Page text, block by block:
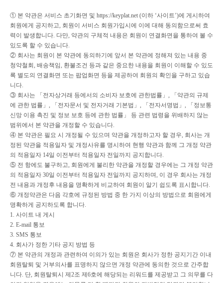
① 본 약관은 서비스 초기화면 및 https://keyplat.net (이하 ‘사이트’)에 게시하여
회원에게 공지하고, 회원이 서비스 회원가입시에 이에 대해 동의함으로써 효
력이 발생합니다. 다만, 약관의 구체적 내용은 회원이 연결화면을 통하여 볼 수
있도록 할 수 있습니다.
② 회사는 회원이 본 약관에 동의하기에 앞서 본 약관에 정해져 있는 내용 중
청약철회 , 배송책임, 환불조건 등과 같은 중요한 내용을 회원이 이해할 수 있도
록 별도의 연결화면 또는 팝업화면 등을 제공하여 회원의 확인을 구하고 있습
니다.
③ 회사는 「 전자상거래 등에서의 소비자 보호에 관한법률 」 , 「 약관의 규제
에 관한 법률 」 , 「 전자문서 및 전자거래 기본법 」 , 「 전자서명법 」 , 「 정보통
신망 이용 촉진 및 정보 보호 등에 관한 법률 」 등 관련 법령을 위배하지 않는
범위에서 본 약관을 개정할 수 있습니다.
④ 본 약관은 필요 시 개정될 수 있으며 약관을 개정하고자 할 경우, 회사는 개
정된 약관을 적용일자 및 개정사유를 명시하여 현행 약관과 함께 그 개정 약관
의 적용일자 14일 이전부터 적용일자 전일까지 공지합니다.
⑤ 전 항에도 불구하고, 회원에게 불리한 약관을 개정할 경우에는 그 개정 약관
의 적용일자 30일 이전부터 적용일자 전일까지 공지하며, 이 경우 회사는 개정
전 내용과 개정후 내용을 명확하게 비교하여 회원이 알기 쉽도록 표시합니다.
⑥ 개정약관은 다음 각호에 규정된 방법 중 한 가지 이상의 방법으로 회원에게
명확하게 공지하도록 합니다.
1. 사이트 내 게시
2. E-mail 통보
3. SMS 통보
4. 회사가 정한 기타 공지 방법 등
⑦ 본 약관의 개정과 관련하여 이의가 있는 회원은 회사가 정한 공지기간 이내
회원탈퇴 및 거부의사를 표명하지 않으면 개정 약관에 동의한 것으로 간주합
니다. 단, 회원탈퇴시 제 2조 제 6호에 해당되는 리워드를 제공받고 그 의무를 다